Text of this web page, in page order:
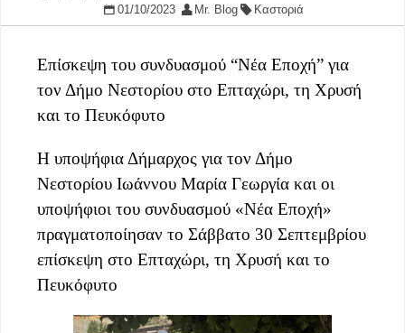
01/10/2023
Mr. Blog Καστοριά
Επίσκεψη του συνδυασμού “Νέα Εποχή” για
τον Δήμο Νεστορίου στο Επταχώρι, τη Χρυσή
και το Πευκόφυτο
Η υποψήφια Δήμαρχος για τον Δήμο
Νεστορίου Ιωάννου Μαρία Γεωργία και οι
υποψήφιοι του συνδυασμού «Νέα Εποχή»
πραγματοποίησαν το Σάββατο 30 Σεπτεμβρίου
επίσκεψη στο Επταχώρι, τη Χρυσή και το
Πευκόφυτο